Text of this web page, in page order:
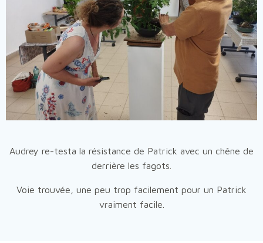
Audrey re-testa la résistance de Patrick avec un chêne de
derrière les fagots.
Voie trouvée, une peu trop facilement pour un Patrick
vraiment facile.